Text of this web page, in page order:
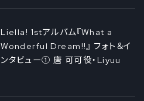
Liella! 1stアルバム『What a
Wonderful Dream!!』 フォト＆イ
ンタビュー① 唐 可可役・Liyuu